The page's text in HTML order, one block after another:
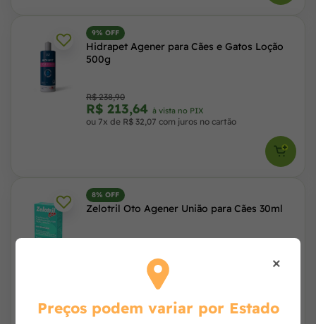
9% OFF
Hidrapet Agener para Cães e Gatos Loção
500g
R$ 238,90
R$ 213,64 à vista no PIX
ou 7x de R$ 32,07 com juros no cartão
8% OFF
Zelotril Oto Agener União para Cães 30ml
à vista no PIX
ou 3x de R$ 31,67 no cartão
×
Preços podem variar por Estado